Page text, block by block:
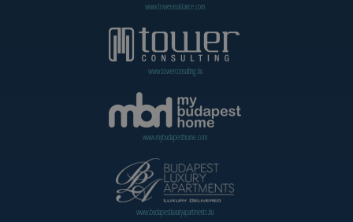
www.towerassistance.com
www.towerconsulting.hu
www.mybudapesthome.com
www.budapestluxuryapartments.hu